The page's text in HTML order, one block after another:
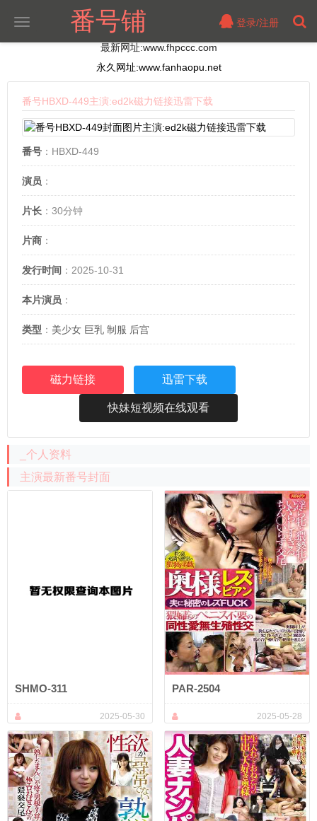
番号铺
切
登录/注册
最新网址:www.fhpccc.com
永久网址:www.fanhaopu.net
番号HBXD-449主演:ed2k磁力链接迅雷下载
番号 ：HBXD-449
演员 ：
片长 ：30分钟
片商 ：
发行时间 ：2025-10-31
本片演员 ：
类型 ： 美少女 巨乳 制服 后宫
磁力链接 迅雷下载
快妹短视频在线观看
_个人资料
主演最新番号封面
SHMO-311
2025-05-30
PAR-2504
2025-05-28